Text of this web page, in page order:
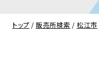
トップ / 販売所検索 / 松江市